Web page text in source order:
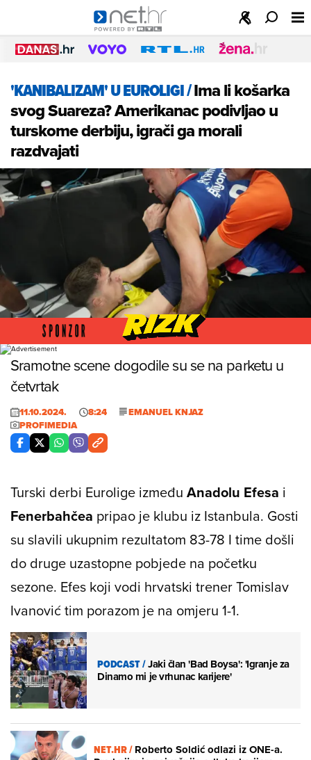
'KANIBALIZAM' U EUROLIGI/Ima li košarka
svog Suareza? Amerikanac podivljao u
turskome derbiju, igrači ga morali
razdvajati
Foto: Profimedia
Sramotne scene dogodile su se na parketu u
četvrtak
11.10.2024. 8:24
EMANUEL KNJAZ
PROFIMEDIA
Turski derbi Eurolige između Anadolu Efesa i
Fenerbahčea pripao je klubu iz Istanbula. Gosti
su slavili ukupnim rezultatom 83-78 I time došli
do druge uzastopne pobjede na početku
sezone. Efes koji vodi hrvatski trener Tomislav
Ivanović tim porazom je na omjeru 1-1.
PODCAST/Jaki član 'Bad Boysa': 'Igranje za
Dinamo mi je vrhunac karijere'
NET.HR /Roberto Soldić odlazi iz ONE-a.